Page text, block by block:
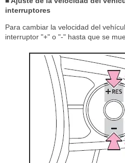
interruptores
Para cambiar la velocidad del
interruptor "+" o "-" hasta que se